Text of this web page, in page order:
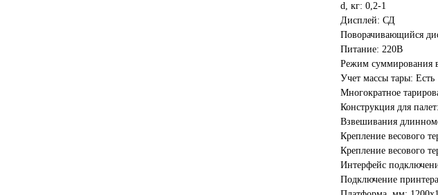
d, кг: 0,2-1
Дисплей: СД
Поворачивающийся
Питание: 220В
Режим суммирования
Учет массы тары: Есть
Многократное
Конструкция для
Взвешивания
Крепление весового
Крепление весового
Интерфейс
Подключение